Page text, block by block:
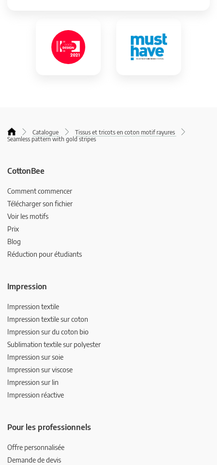
Catalogue
Tissus et tricots en coton motif rayures
Seamless pattern with gold stripes
CottonBee
Comment commencer
Télécharger son fichier
Voir les motifs
Prix
Blog
Réduction pour étudiants
Impression
Impression textile
Impression textile sur coton
Impression sur du coton bio
Sublimation textile sur polyester
Impression sur soie
Impression sur viscose
Impression sur lin
Impression réactive
Pour les professionnels
Offre personnalisée
Demande de devis